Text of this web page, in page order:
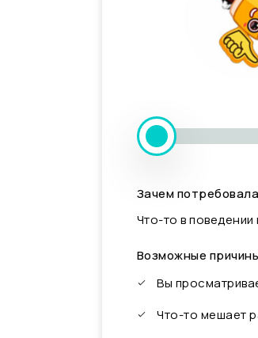
Зачем
Что-то в
Возможные
Вы
Что-то мешает